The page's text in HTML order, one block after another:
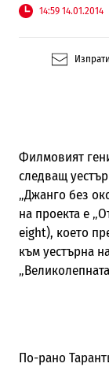
14:59 14.01.2014
Изпрати
Филмовият
следващ
„Джанго без
на проекта е „
eight), което
към уестърна
По-рано